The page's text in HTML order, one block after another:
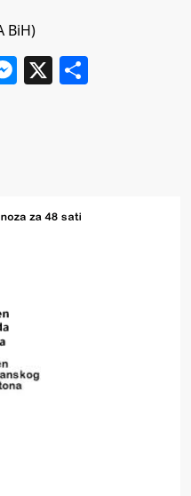
BiH)
Messenger
X